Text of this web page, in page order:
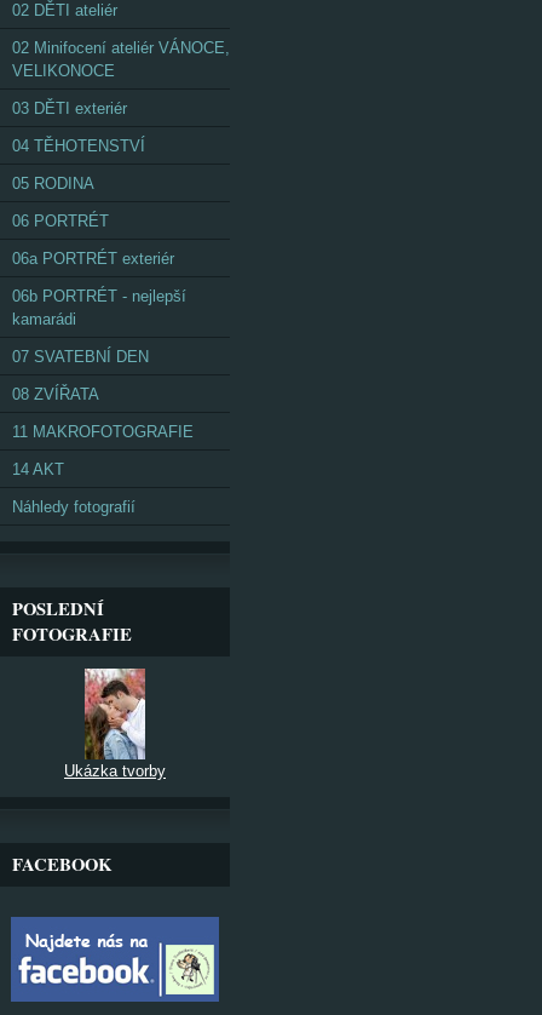
02 DĚTI ateliér
02 Minifocení ateliér VÁNOCE,
VELIKONOCE
03 DĚTI exteriér
04 TĚHOTENSTVÍ
05 RODINA
06 PORTRÉT
06a PORTRÉT exteriér
06b PORTRÉT - nejlepší
kamarádi
07 SVATEBNÍ DEN
08 ZVÍŘATA
11 MAKROFOTOGRAFIE
14 AKT
Náhledy fotografií
POSLEDNÍ
FOTOGRAFIE
Ukázka tvorby
FACEBOOK